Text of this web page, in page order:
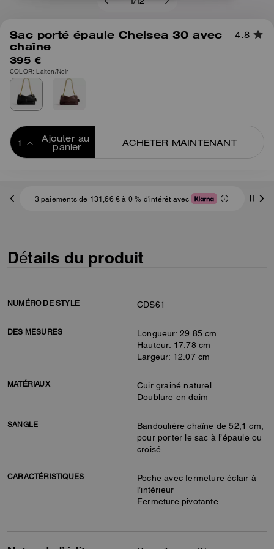
/ 12
Sac porté épaule Chelsea 30 avec
chaîne
4.8
395 €
COLOR: Laiton/Noir
Ajouter au
panier
ACHETER MAINTENANT
3 paiements de 131,66 € à 0 % d'intérêt avec
Détails du produit
NUMÉRO DE STYLE CDS61
DES MESURES
Longueur: 29.85 cm
Hauteur: 17.78 cm
Largeur: 12.07 cm
MATÉRIAUX
Cuir grainé naturel
Doublure en daim
SANGLE
Bandoulière chaîne de 52,1 cm,
pour porter le sac à l’épaule ou
croisé
CARACTÉRISTIQUES
Poche avec fermeture éclair à
l’intérieur
Fermeture pivotante